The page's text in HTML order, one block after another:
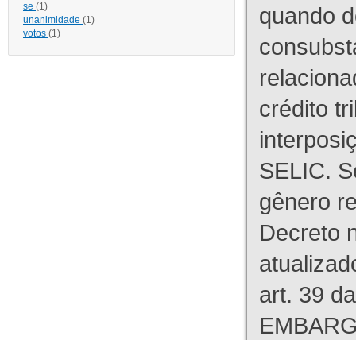
se (1)
unanimidade (1)
votos (1)
quando
crédito
SELIC.
gênero
Decreto
art. 39